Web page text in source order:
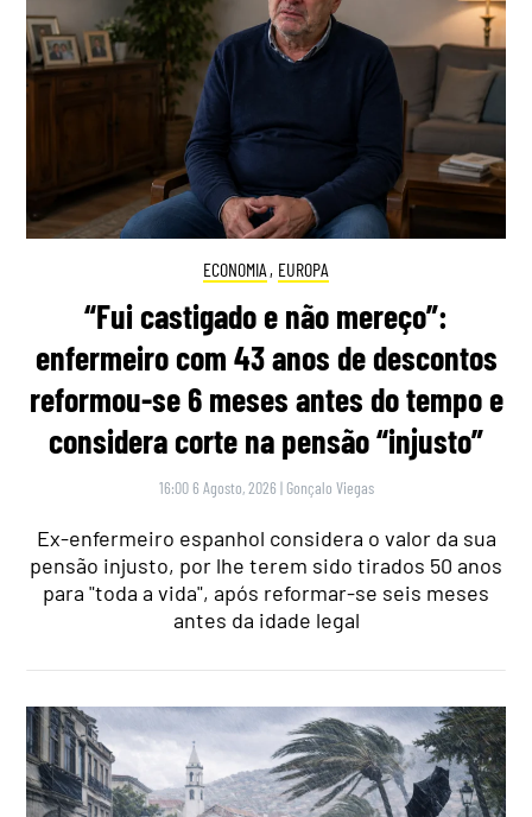
ECONOMIA , EUROPA
“Fui castigado e não mereço”:
enfermeiro com 43 anos de descontos
reformou-se 6 meses antes do tempo e
considera corte na pensão “injusto”
16:00 6 Agosto, 2026 | Gonçalo Viegas
Ex-enfermeiro espanhol considera o valor da sua
pensão injusto, por lhe terem sido tirados 50 anos
para "toda a vida", após reformar-se seis meses
antes da idade legal